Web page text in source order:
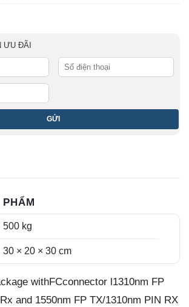
ƯU ĐÃI
500 kg
30 × 20 × 30 cm
withFCconnector l1310nm FP
and 1550nm FP TX/1310nm PIN RX